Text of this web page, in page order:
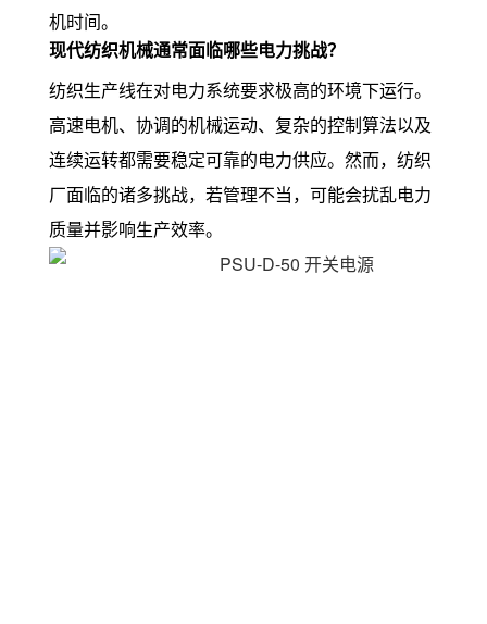
机时间。
现代纺织机械通常面临哪些电力挑战？
纺织生产线在对电力系统要求极高的环境下运行。
高速电机、协调的机械运动、复杂的控制算法以及
连续运转都需要稳定可靠的电力供应。然而，纺织
厂面临的诸多挑战，若管理不当，可能会扰乱电力
质量并影响生产效率。